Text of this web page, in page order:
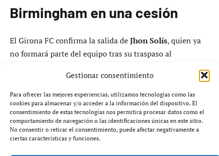
Gestionar consentimiento
Para ofrecer las mejores experiencias, utilizamos tecnologías como las
cookies para almacenar y/o acceder a la información del dispositivo. El
consentimiento de estas tecnologías nos permitirá procesar datos como el
comportamiento de navegación o las identificaciones únicas en este sitio.
No consentir o retirar el consentimiento, puede afectar negativamente a
ciertas características y funciones.
Birmingham en una cesión
El Girona FC confirma la salida deJhon Solís, quien ya
no formará parte del equipo tras su traspaso al
estrategia del club para liberar una ficha de jugador
extracomunitario en este mercado invernal. Con esta
salida, el jugador argentinoClaudio Echeverri, que lleva
más de dos semanas entrenando con el equipo, podrá ser
inscrito y hacer su debut con la camiseta rojiblanca.